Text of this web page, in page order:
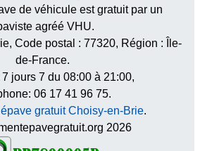
de véhicule est gratuit par un
agréé VHU.
, Code postal : 77320, Région :
Île-
de-France.
7 jours 7 du 08:00 à 21:00,
06 17 41 96 75.
gratuit Choisy-en-Brie.
2026